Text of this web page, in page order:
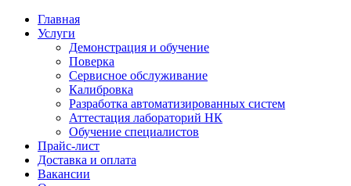
Главная
Услуги
Демонстрация и обучение
Поверка
Сервисное обслуживание
Калибровка
Разработка автоматизированных систем
Аттестация лабораторий НК
Обучение специалистов
Прайс-лист
Доставка и оплата
Вакансии